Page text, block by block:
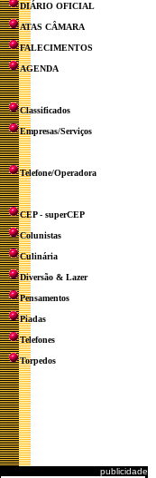
DIÁRIO OFICIAL
ATAS CÂMARA
FALECIMENTOS
AGENDA
Classificados
Empresas/Serviços
Telefone/Operadora
CEP - superCEP
Colunistas
Culinária
Diversão & Lazer
Pensamentos
Piadas
Telefones
Torpedos
publicidade